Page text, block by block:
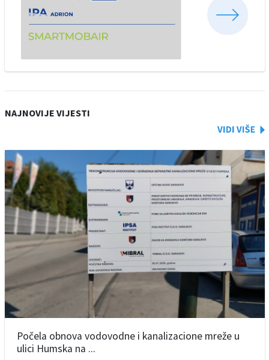
NAJNOVIJE VIJESTI
Počela obnova vodovodne i kanalizacione mreže u
ulici Humska na ...